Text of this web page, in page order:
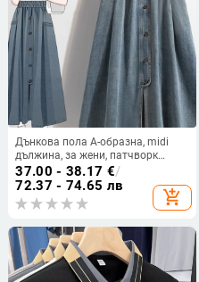
Дънкова пола А-образна, midi
дължина, за жени, патчворк
детайл, нееластична, деним с 30–
50% памук, летен модел 2024
37.00 - 38.17 €/
72.37 - 74.65 лв
add_shopping_cart